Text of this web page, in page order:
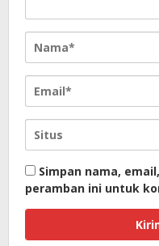
Simpan nama,
peramban ini untuk